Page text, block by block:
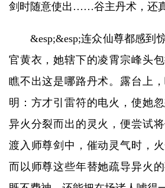
剑时随意使出……谷主丹术，还
&esp;&esp;连众仙尊都感到
官黄衣，她辖下的凌霄宗峰头
瞧不出这是哪路丹术。露台上
明：方才引雷符的电火，使她
异火分裂而出的灵火，便尝试
渡入师尊剑中，催动灵气时，火
而以师尊这些年替她疏导异火